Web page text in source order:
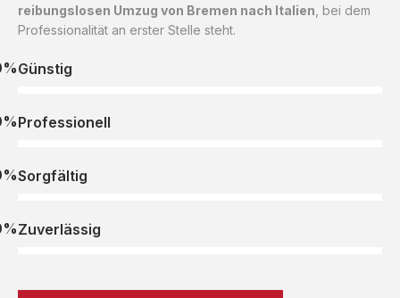
reibungslosen Umzug von Bremen nach Italien , bei dem
Professionalität an erster Stelle steht.
Günstig
Professionell
Sorgfältig
Zuverlässig